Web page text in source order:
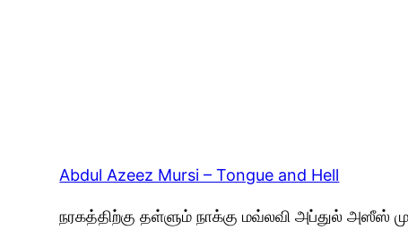
Abdul Azeez Mursi – Tongue and Hell
நரகத்திற்கு தள்ளும் நாக்கு மவ்லவி அப்துல் அஸீஸ்